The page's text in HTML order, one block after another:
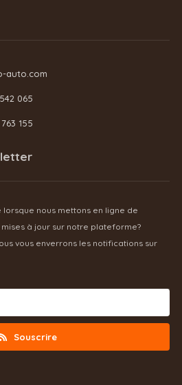
auto.com
065
155
nous mettons en ligne de
à jour sur notre plateforme?
vous enverrons les notifications sur
Souscrire